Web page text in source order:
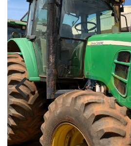
Previous